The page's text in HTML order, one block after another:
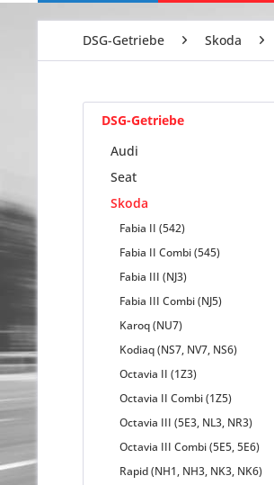
DSG-Getriebe Skoda
DSG-Getriebe
Audi
Seat
Skoda
Fabia II (542)
Fabia II Combi (545)
Fabia III (NJ3)
Fabia III Combi (NJ5)
Karoq (NU7)
Kodiaq (NS7, NV7, NS6)
Octavia II (1Z3)
Octavia II Combi (1Z5)
Octavia III (5E3, NL3, NR3)
Octavia III Combi (5E5, 5E6)
Rapid (NH1, NH3, NK3, NK6)